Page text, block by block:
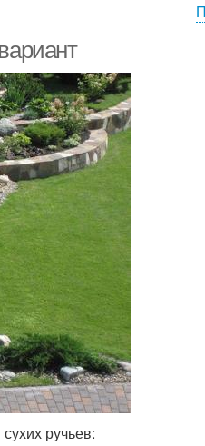
ручьев: